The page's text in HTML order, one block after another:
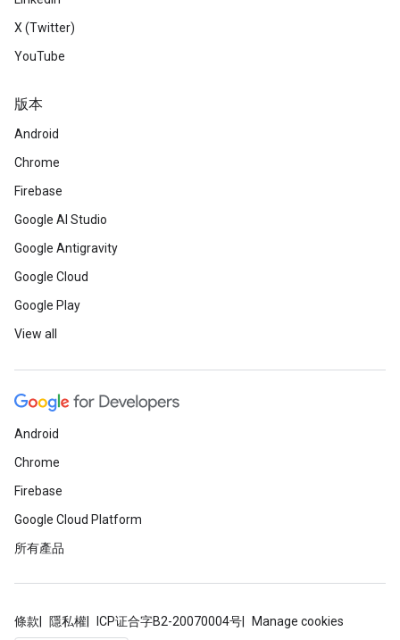
X (Twitter)
YouTube
版本
Android
Chrome
Firebase
Google AI Studio
Google Antigravity
Google Cloud
Google Play
View all
Android
Chrome
Firebase
Google Cloud Platform
所有產品
條款 隱私權 ICP证合字B2-20070004号 Manage cookies